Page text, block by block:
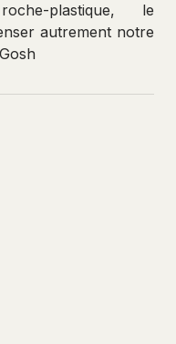
plastique, le
autrement notre